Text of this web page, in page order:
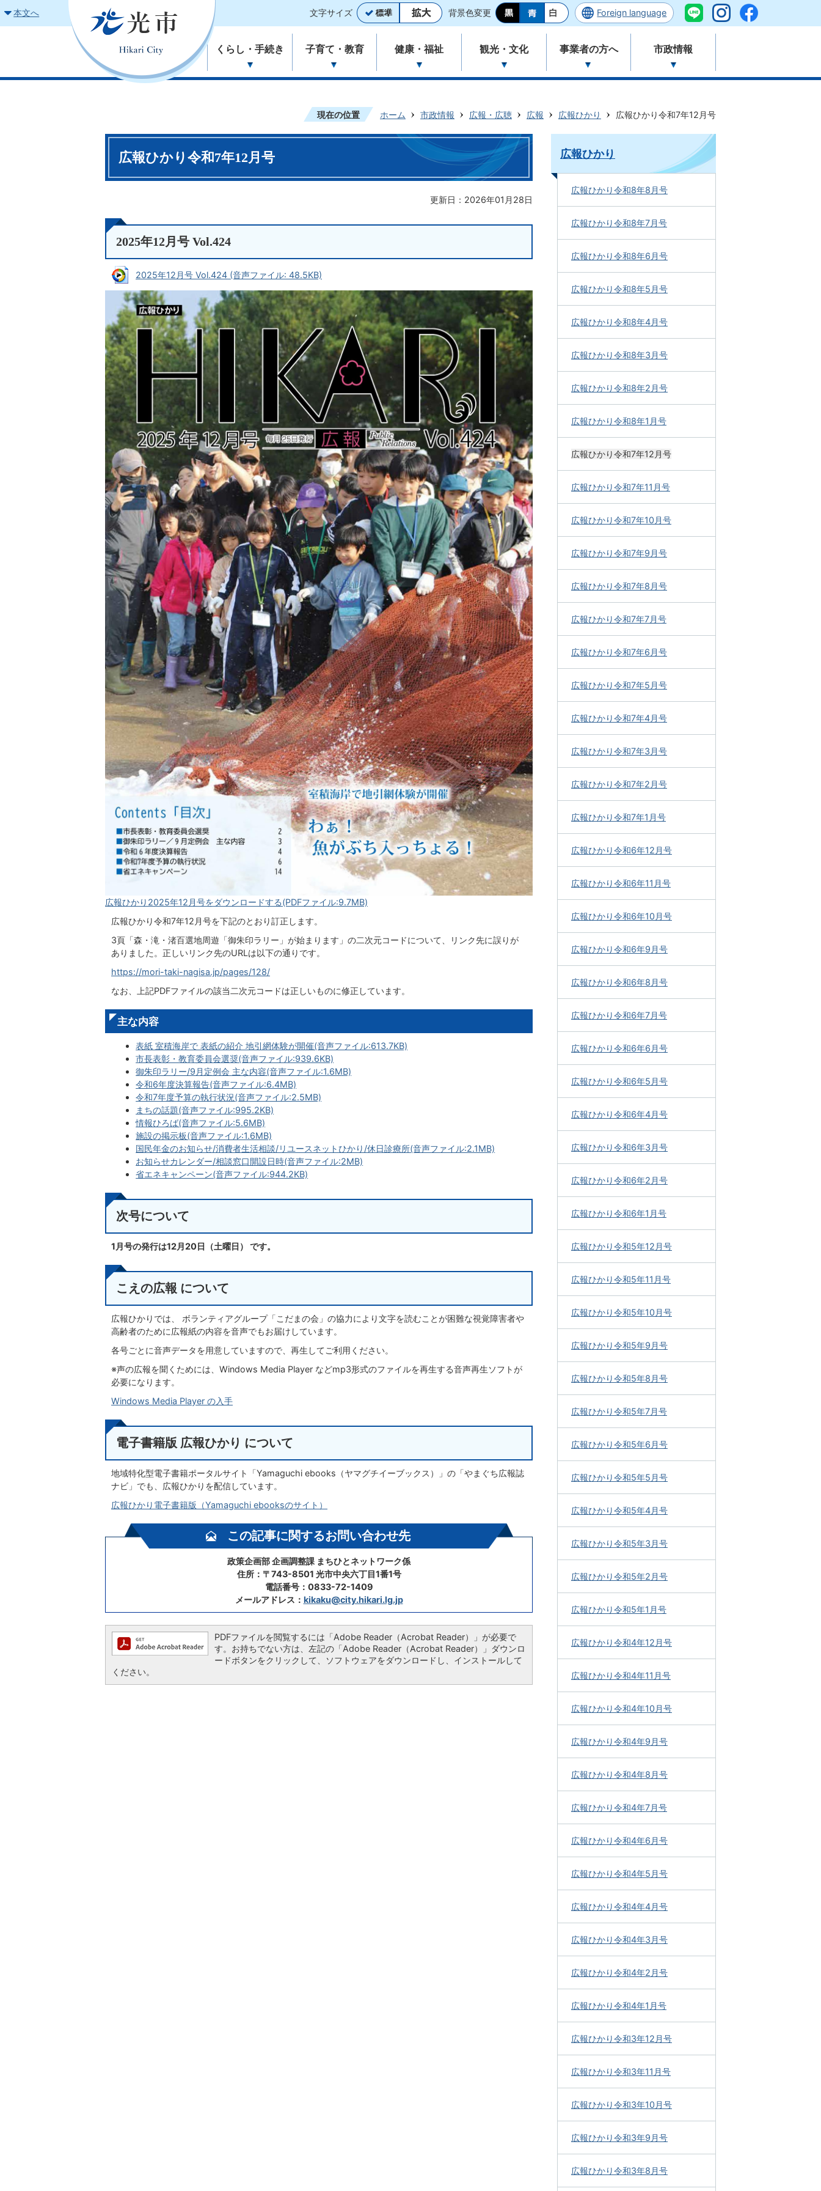
本文へ 文字サイズ 背景色変更 Foreign language
くらし・手続き 子育て・教育 健康・福祉 観光・文化 事業者の方へ 市政情報
現在の位置 ホーム 市政情報 広報・広聴 広報 広報ひかり 広報ひかり令和7年12月号
広報ひかり令和7年12月号
更新日：2026年01月28日
2025年12月号 Vol.424
2025年12月号 Vol.424 (音声ファイル: 48.5KB)
広報ひかり2025年12月号をダウンロードする(PDFファイル:9.7MB)
広報ひかり令和7年12月号を下記のとおり訂正します。
3頁「森・滝・渚百選地周遊「御朱印ラリー」が始まります」の二次元コードについて、リンク先に誤りが
ありました。正しいリンク先のURLは以下の通りです。
https://mori-taki-nagisa.jp/pages/128/
なお、上記PDFファイルの該当二次元コードは正しいものに修正しています。
主な内容
表紙 室積海岸で 表紙の紹介 地引網体験が開催(音声ファイル:613.7KB)
市長表彰・教育委員会選奨(音声ファイル:939.6KB)
御朱印ラリー/9月定例会 主な内容(音声ファイル:1.6MB)
令和6年度決算報告(音声ファイル:6.4MB)
令和7年度予算の執行状況(音声ファイル:2.5MB)
まちの話題(音声ファイル:995.2KB)
情報ひろば(音声ファイル:5.6MB)
施設の掲示板(音声ファイル:1.6MB)
国民年金のお知らせ/消費者生活相談/リユースネットひかり/休日診療所(音声ファイル:2.1MB)
お知らせカレンダー/相談窓口開設日時(音声ファイル:2MB)
省エネキャンペーン(音声ファイル:944.2KB)
次号について
1月号の発行は12月20日（土曜日） です。
こえの広報 について
広報ひかりでは、 ボランティアグループ「こだまの会」の協力により文字を読むことが困難な視覚障害者や
高齢者のために広報紙の内容を音声でもお届けしています。
各号ごとに音声データを用意していますので、再生してご利用ください。
※声の広報を聞くためには、Windows Media Player などmp3形式のファイルを再生する音声再生ソフトが
必要になります。
Windows Media Player の入手
電子書籍版 広報ひかり について
地域特化型電子書籍ポータルサイト「Yamaguchi ebooks（ヤマグチイーブックス）」の「やまぐち広報誌
ナビ」でも、広報ひかりを配信しています。
広報ひかり電子書籍版（Yamaguchi ebooksのサイト）
この記事に関するお問い合わせ先
政策企画部 企画調整課 まちひとネットワーク係
住所：〒743-8501 光市中央六丁目1番1号
電話番号：0833-72-1409
メールアドレス： kikaku@city.hikari.lg.jp
PDFファイルを閲覧するには「Adobe Reader（Acrobat Reader）」が必要で
す。お持ちでない方は、左記の「Adobe Reader（Acrobat Reader）」ダウンロ
ードボタンをクリックして、ソフトウェアをダウンロードし、インストールして
ください。
広報ひかり
広報ひかり令和8年8月号
広報ひかり令和8年7月号
広報ひかり令和8年6月号
広報ひかり令和8年5月号
広報ひかり令和8年4月号
広報ひかり令和8年3月号
広報ひかり令和8年2月号
広報ひかり令和8年1月号
広報ひかり令和7年12月号
広報ひかり令和7年11月号
広報ひかり令和7年10月号
広報ひかり令和7年9月号
広報ひかり令和7年8月号
広報ひかり令和7年7月号
広報ひかり令和7年6月号
広報ひかり令和7年5月号
広報ひかり令和7年4月号
広報ひかり令和7年3月号
広報ひかり令和7年2月号
広報ひかり令和7年1月号
広報ひかり令和6年12月号
広報ひかり令和6年11月号
広報ひかり令和6年10月号
広報ひかり令和6年9月号
広報ひかり令和6年8月号
広報ひかり令和6年7月号
広報ひかり令和6年6月号
広報ひかり令和6年5月号
広報ひかり令和6年4月号
広報ひかり令和6年3月号
広報ひかり令和6年2月号
広報ひかり令和6年1月号
広報ひかり令和5年12月号
広報ひかり令和5年11月号
広報ひかり令和5年10月号
広報ひかり令和5年9月号
広報ひかり令和5年8月号
広報ひかり令和5年7月号
広報ひかり令和5年6月号
広報ひかり令和5年5月号
広報ひかり令和5年4月号
広報ひかり令和5年3月号
広報ひかり令和5年2月号
広報ひかり令和5年1月号
広報ひかり令和4年12月号
広報ひかり令和4年11月号
広報ひかり令和4年10月号
広報ひかり令和4年9月号
広報ひかり令和4年8月号
広報ひかり令和4年7月号
広報ひかり令和4年6月号
広報ひかり令和4年5月号
広報ひかり令和4年4月号
広報ひかり令和4年3月号
広報ひかり令和4年2月号
広報ひかり令和4年1月号
広報ひかり令和3年12月号
広報ひかり令和3年11月号
広報ひかり令和3年10月号
広報ひかり令和3年9月号
広報ひかり令和3年8月号